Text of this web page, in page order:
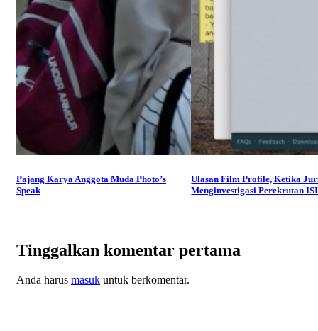
Pajang Karya Anggota Muda Photo’s
Speak
Ulasan Film Profile, Ketika
Menginvestigasi Perekrutan
Tinggalkan komentar pertama
Anda harus masuk untuk berkomentar.